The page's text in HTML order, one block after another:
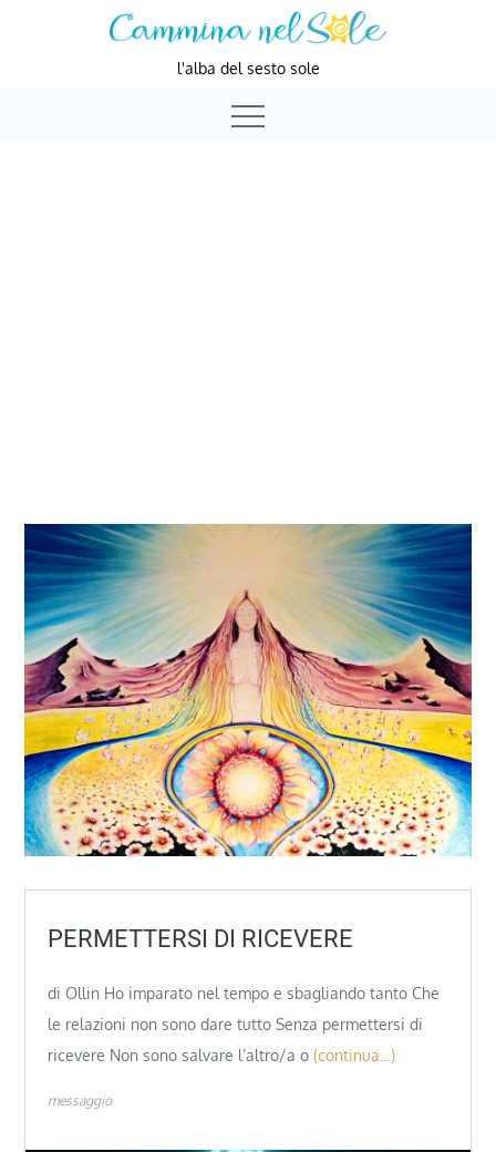
l'alba del sesto sole
PERMETTERSI DI RICEVERE
di Ollin Ho imparato nel tempo e sbagliando tanto Che
le relazioni non sono dare tutto Senza permettersi di
ricevere Non sono salvare l’altro/a o (continua…)
messaggio